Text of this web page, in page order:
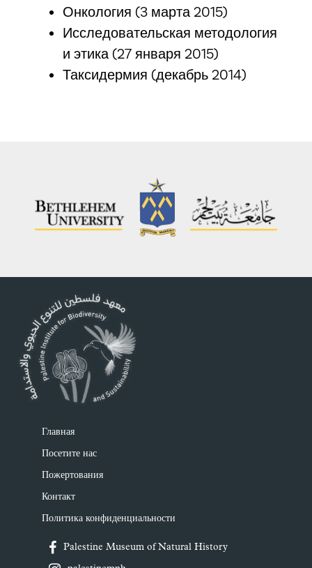
Онкология (3 марта 2015)
Исследовательская методология
и этика (27 января 2015)
Таксидермия (декабрь 2014)
Главная
Посетите нас
Пожертования
Контакт
Политика конфиденциальности
Palestine Museum of Natural History